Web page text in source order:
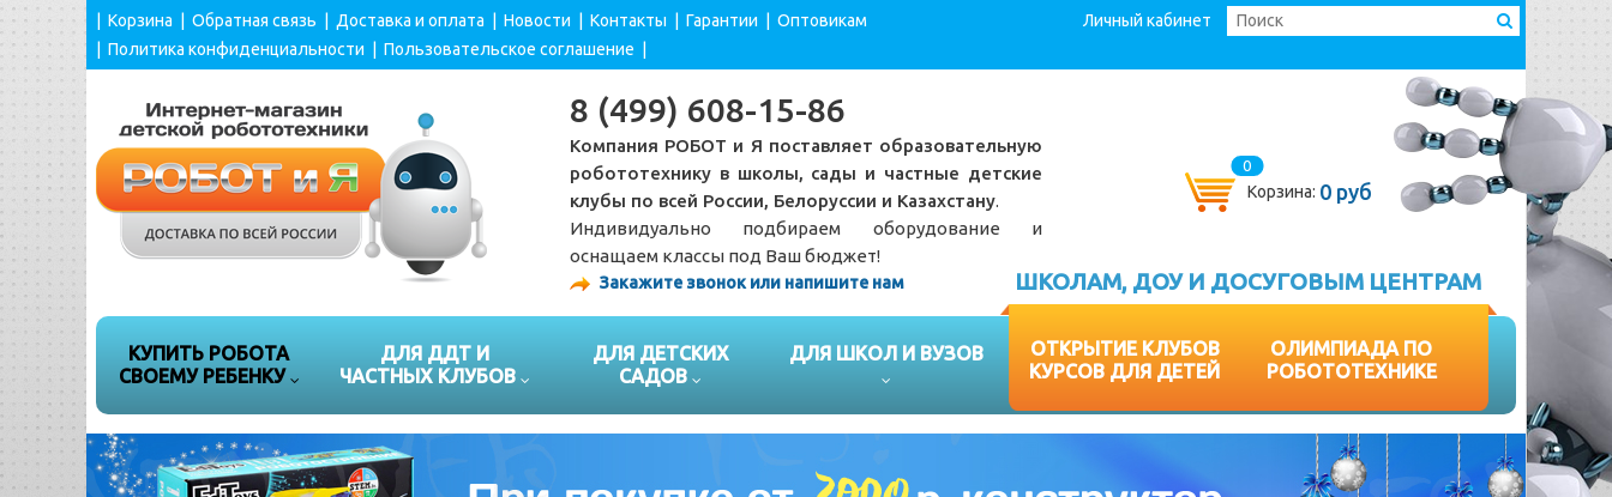
Корзина Обратная связь Доставка и оплата Новости Контакты Гарантии
Оптовикам
Политика конфиденциальности Пользовательское соглашение
Личный кабинет
8 (499) 608-15-86
Компания РОБОТ и Я поставляет образовательную
робототехнику в школы, сады и частные детские
клубы по всей России, Белоруссии и Казахстану.
Индивидуально подбираем оборудование и
оснащаем классы под Ваш бюджет!
Закажите звонок или напишите нам
0
Корзина: 0 руб
КУПИТЬ РОБОТА
СВОЕМУ РЕБЕНКУ
ДЛЯ ДДТ И
ЧАСТНЫХ КЛУБОВ
ДЛЯ ДЕТСКИХ
САДОВ
ДЛЯ ШКОЛ И ВУЗОВ
ШКОЛАМ, ДОУ И ДОСУГОВЫМ ЦЕНТРАМ
ОТКРЫТИЕ КЛУБОВ
КУРСОВ ДЛЯ ДЕТЕЙ
ОЛИМПИАДА ПО
РОБОТОТЕХНИКЕ